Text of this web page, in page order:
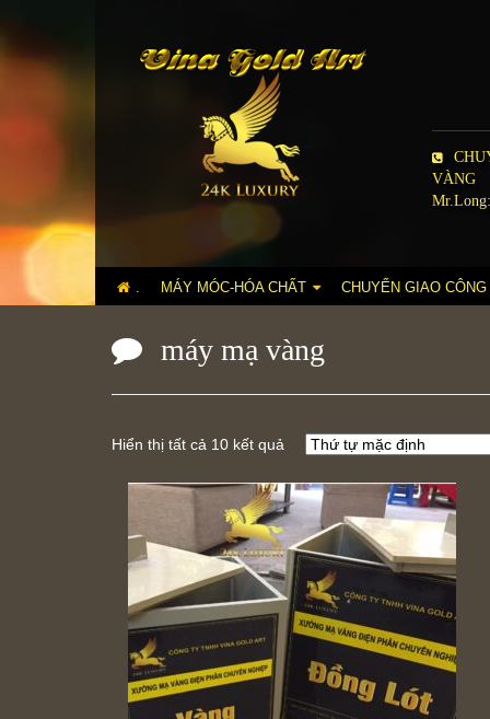
VÀNG
MÁY MÓC-HÓA CHẤT CHUYỂN GIAO CÔNG
máy mạ vàng
Hiển thị tất cả 10 kết quả